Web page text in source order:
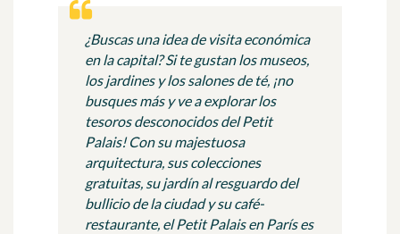
¿Buscas una idea de visita económica
en la capital? Si te gustan los museos,
los jardines y los salones de té, ¡no
busques más y ve a explorar los
tesoros desconocidos del Petit
Palais! Con su majestuosa
arquitectura, sus colecciones
gratuitas, su jardín al resguardo del
bullicio de la ciudad y su café-
restaurante, el Petit Palais en París es